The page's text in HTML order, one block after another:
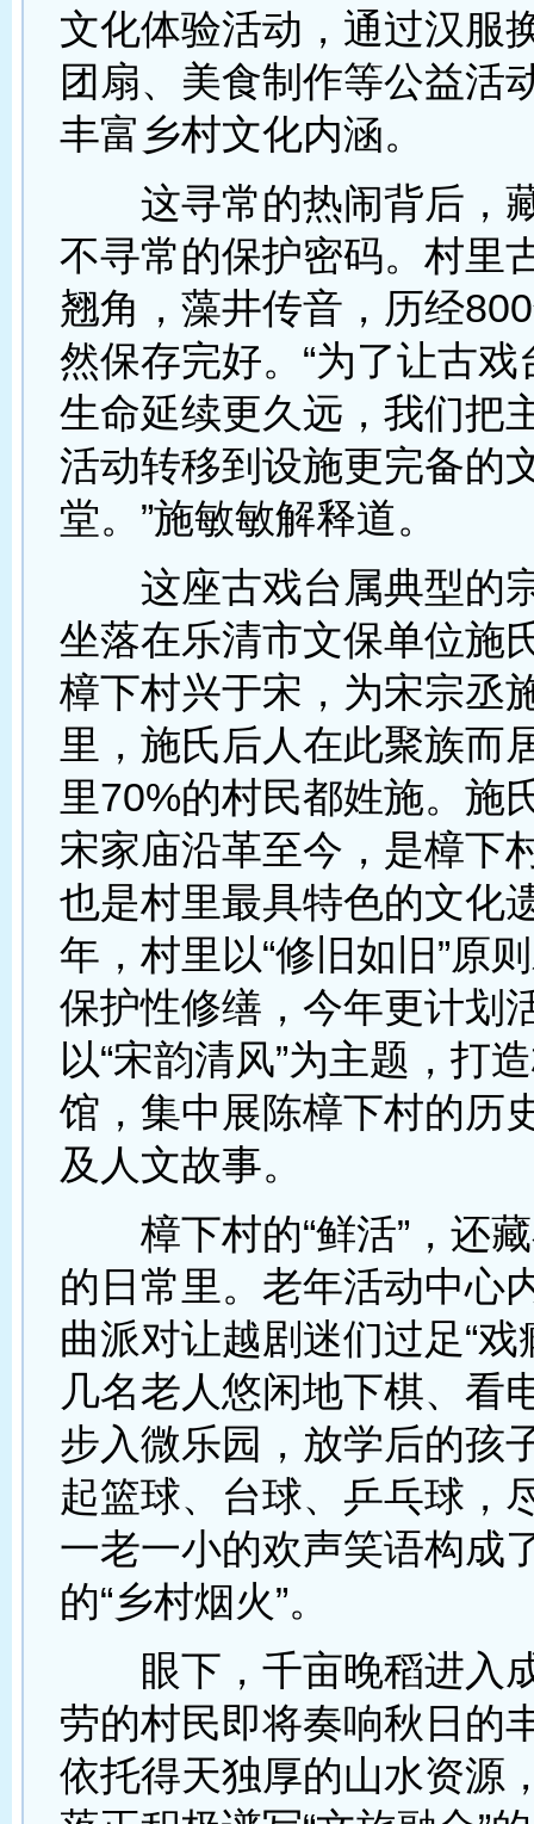
文化体验活动，通过汉服
团扇、美食制作等公益活
丰富乡村文化内涵。
这寻常的热闹背后，
不寻常的保护密码。村里
翘角，藻井传音，历经
然保存完好。“为了让古戏
生命延续更久远，我们把
活动转移到设施更完备的
堂。”施敏敏解释道。
这座古戏台属典型的
坐落在乐清市文保单位施
樟下村兴于宋，为宋宗丞
里，施氏后人在此聚族而
里70%的村民都姓施。施
宋家庙沿革至今，是樟下
也是村里最具特色的文化
年，村里以“修旧如旧”原
保护性修缮，今年更计划
以“宋韵清风”为主题，打
馆，集中展陈樟下村的历
及人文故事。
樟下村的“鲜活”，还藏
的日常里。老年活动中心
曲派对让越剧迷们过足“戏
几名老人悠闲地下棋、看
步入微乐园，放学后的孩
起篮球、台球、乒乓球，
一老一小的欢声笑语构成
的“乡村烟火”。
眼下，千亩晚稻进入
劳的村民即将奏响秋日的
依托得天独厚的山水资源